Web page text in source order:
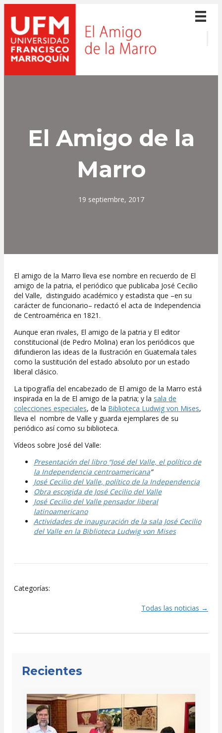
El Amigo de la
Marro
19 septiembre, 2017
El amigo de la Marro lleva ese nombre en recuerdo de El
amigo de la patria, el periódico que publicaba José Cecilio
del Valle, distinguido académico y estadista que –en su
carácter de funcionario– redactó el acta de Independencia
de Centroamérica en 1821.
Aunque eran rivales, El amigo de la patria y El editor
constitucional (de Pedro Molina) eran los periódicos que
difundieron las ideas de la Ilustración en Guatemala tales
como la sustitución del estado absoluto por un estado
liberal clásico.
La tipografía del encabezado de El amigo de la Marro está
inspirada en la de El amigo de la patria; y la sala de
colecciones especiales, de la Biblioteca Ludwig von Mises,
lleva el nombre de Valle y guarda ejemplares de su
periódico así como su biblioteca.
Vídeos sobre José del Valle:
Presentación del libro “José del Valle, el político de
la Independencia centroamericana”
José Cecilio del Valle, político de la Independencia
Obra escogida de José Cecilio del Valle
José Cecilio del Valle pensador liberal
latinoamericano
Actividades de inauguración de la sala José Cecilio
del Valle en la Biblioteca Ludwig von Mises
Categorías:
navigation
Todas las noticias →
Recientes